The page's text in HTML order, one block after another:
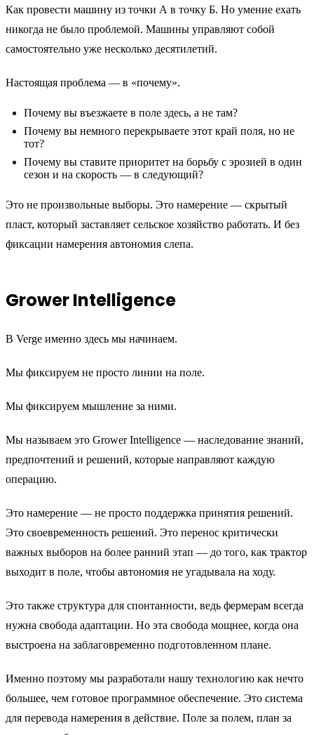
Как провести машину из точки А в точку Б. Но умение ехать
никогда не было проблемой. Машины управляют собой
самостоятельно уже несколько десятилетий.
Настоящая проблема — в «почему».
Почему вы въезжаете в поле здесь, а не там?
Почему вы немного перекрываете этот край поля, но не
тот?
Почему вы ставите приоритет на борьбу с эрозией в один
сезон и на скорость — в следующий?
Это не произвольные выборы. Это намерение — скрытый
пласт, который заставляет сельское хозяйство работать. И без
фиксации намерения автономия слепа.
Grower Intelligence
В Verge именно здесь мы начинаем.
Мы фиксируем не просто линии на поле.
Мы фиксируем мышление за ними.
Мы называем это Grower Intelligence — наследование знаний,
предпочтений и решений, которые направляют каждую
операцию.
Это намерение — не просто поддержка принятия решений.
Это своевременность решений. Это перенос критически
важных выборов на более ранний этап — до того, как трактор
выходит в поле, чтобы автономия не угадывала на ходу.
Это также структура для спонтанности, ведь фермерам всегда
нужна свобода адаптации. Но эта свобода мощнее, когда она
выстроена на заблаговременно подготовленном плане.
Именно поэтому мы разработали нашу технологию как нечто
большее, чем готовое программное обеспечение. Это система
для перевода намерения в действие. Поле за полем, план за